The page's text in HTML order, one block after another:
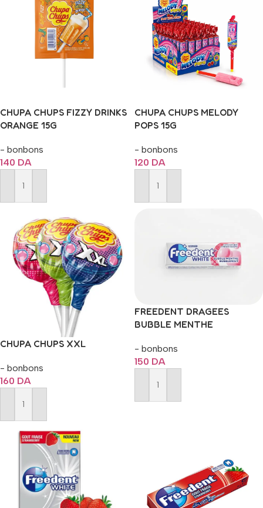
CHUPA CHUPS FIZZY DRINKS
ORANGE 15G
- bonbons
140 DA
Ajouter Au Panier
CHUPA CHUPS MELODY
POPS 15G
- bonbons
120 DA
Ajouter Au Panier
CHUPA CHUPS XXL
- bonbons
160 DA
Ajouter Au Panier
FREEDENT DRAGEES
BUBBLE MENTHE
- bonbons
150 DA
Ajouter Au Panier